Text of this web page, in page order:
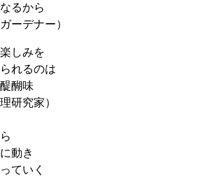
るから
ーデナー）
しみを
れるのは
醐味
研究家）
動き
ていく